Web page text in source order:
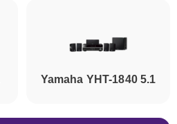
Yamaha YHT-1840 5.1